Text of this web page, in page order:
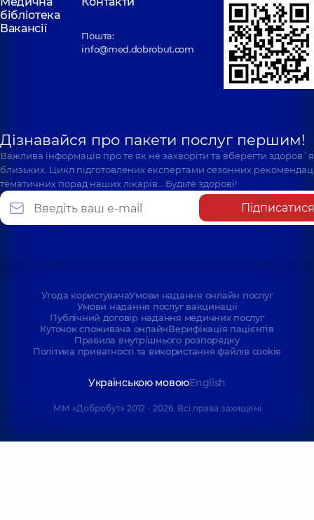
бібліотека
Вакансії
Пошта:
info@med.dobrobut.com
Дізнавайся про пакети послуг першим!
Важлива інформація про те як не захворіти та вберегти
близьких. Цикл підготовлених експертами сезонних
тематичних порад наших лікарів… Будьте здорові!
Підписатися
Угода користувачаУмови надання онлайн послуг
Умови надання послуг вакцинації
Публічний договір надання медичних послуг
Куточок споживача онлайнВерифікація пацієнтів
Правила внутрішнього розпорядку
Політика приватності та використання файлів cookie
Українською мовоюEnglish
ММ «Добробут» 2012 - 2026. Всі права захищені